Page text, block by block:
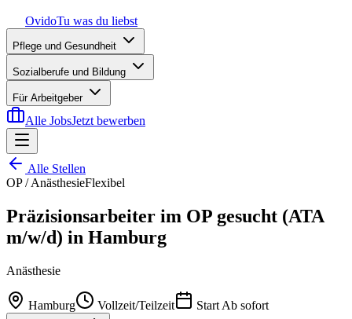
OvidoTu was du liebst
Pflege und Gesundheit
Sozialberufe und Bildung
Für Arbeitgeber
Alle JobsJetzt bewerben
Alle Stellen
OP / AnästhesieFlexibel
Präzisionsarbeiter im OP gesucht (ATA
m/w/d) in Hamburg
Anästhesie
Hamburg Vollzeit/Teilzeit Start Ab sofort